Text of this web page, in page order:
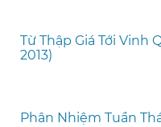
Từ Thập Giá Tới Vinh
2013)
Phân Nhiệm Tuần